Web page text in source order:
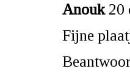
Anouk 20
Fijne